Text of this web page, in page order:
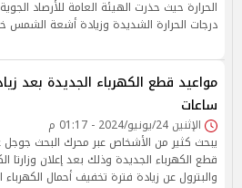
الحرارة حيث حذرت الهيئة العامة للأرصاد
درجات الحرارة الشديدة وزيادة أشعة الشمس
ساعات
الإثنين 24/يونيو/2024 - 01:17 م
يبحث كثير من الأشخاص عبر محرك البحث جوجل
قطع الكهرباء الجديدة وذلك بعد إعلان وزارتا
والبترول عن زيادة فترة تخفيف أحمال